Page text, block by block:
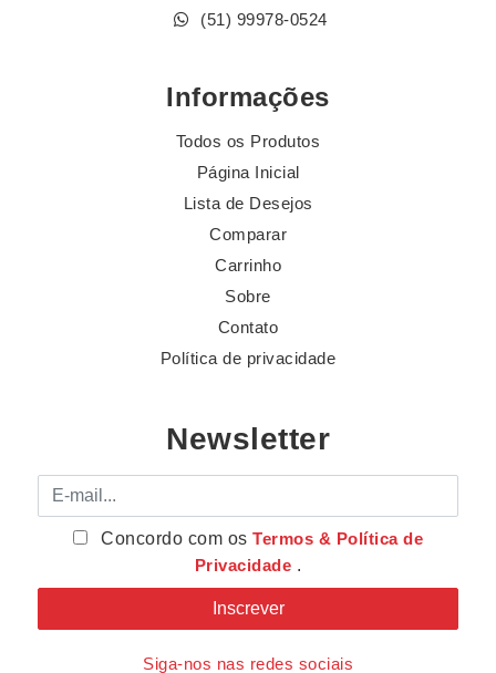
(51) 99978-0524
Informações
Todos os Produtos
Página Inicial
Lista de Desejos
Comparar
Carrinho
Sobre
Contato
Política de privacidade
Newsletter
E-mail
Concordo com osTermos & Política de
Privacidade .
Siga-nos nas redes sociais